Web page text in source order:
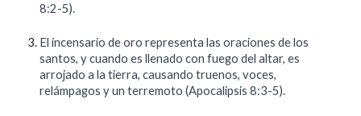
8:2-5).
El incensario de oro representa las oraciones de los
santos, y cuando es llenado con fuego del altar, es
arrojado a la tierra, causando truenos, voces,
relámpagos y un terremoto (Apocalipsis 8:3-5).